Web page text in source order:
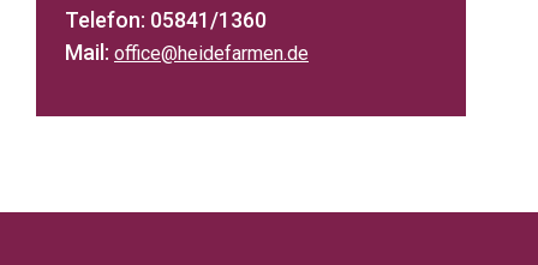
Telefon: 05841/1360
Mail: office@heidefarmen.de